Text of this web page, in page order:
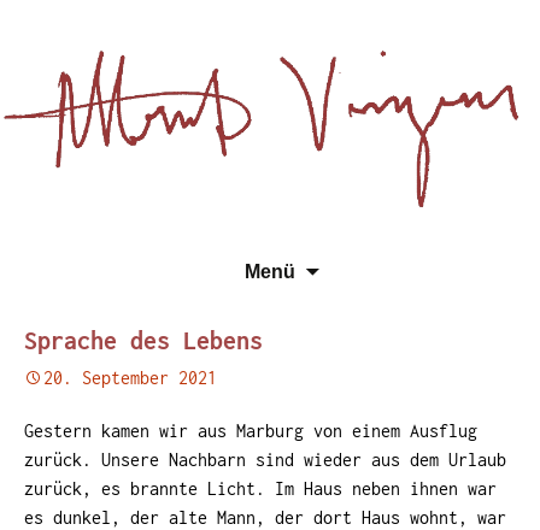
Albert Vinzens
Essays, Literarisches und
Menü
Sprache des Lebens
20. September 2021
Gestern kamen wir aus Marburg von einem Ausflug
zurück. Unsere Nachbarn sind wieder aus dem Urlaub
zurück, es brannte Licht. Im Haus neben ihnen war
es dunkel, der alte Mann, der dort Haus wohnt, war